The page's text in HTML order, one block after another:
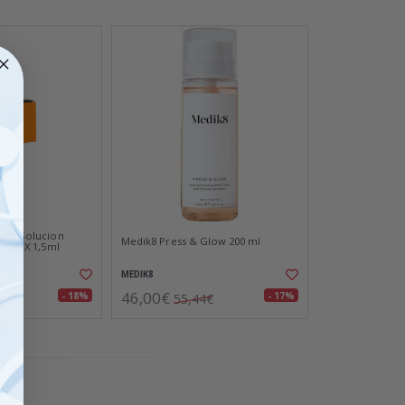
Solucion
20 X 1,5ml
- 18%
Medik8 Press & Glow 200 ml
MEDIK8
46,00€ 55,44€ - 17%